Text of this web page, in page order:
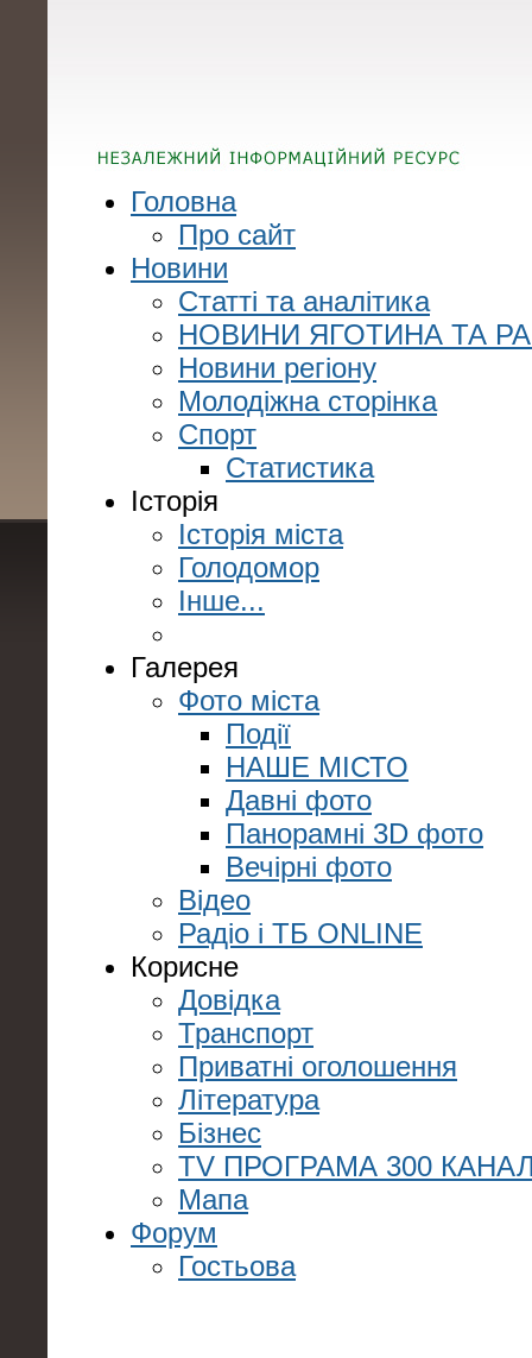
Головна
Про сайт
Новини
Статті та аналітика
НОВИНИ ЯГОТИНА ТА
Новини регіону
Молодіжна сторінка
Спорт
Статистика
Історія
Історія міста
Голодомор
Інше...
Галерея
Фото міста
Події
НАШЕ МІСТО
Давні фото
Панорамні 3D фото
Вечірні фото
Відео
Радіо і ТБ ONLINE
Корисне
Довідка
Транспорт
Приватні оголошення
Література
Бізнес
TV ПРОГРАМА 300
Мапа
Форум
Гостьова